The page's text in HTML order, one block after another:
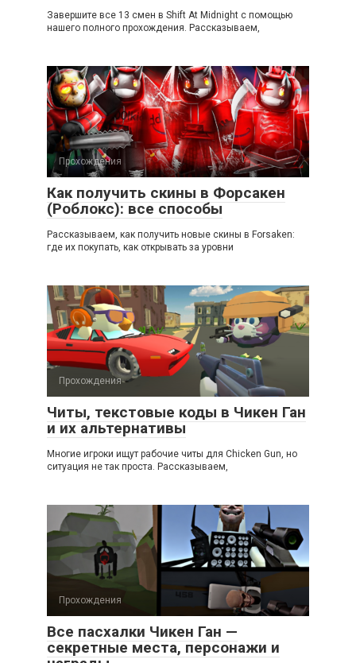
Завершите все 13 смен в Shift At Midnight с помощью
нашего полного прохождения. Рассказываем,
Прохождения
Как получить скины в Форсакен
(Роблокс): все способы
Рассказываем, как получить новые скины в Forsaken:
где их покупать, как открывать за уровни
Прохождения
Читы, текстовые коды в Чикен Ган
и их альтернативы
Многие игроки ищут рабочие читы для Chicken Gun, но
ситуация не так проста. Рассказываем,
Прохождения
Все пасхалки Чикен Ган —
секретные места, персонажи и